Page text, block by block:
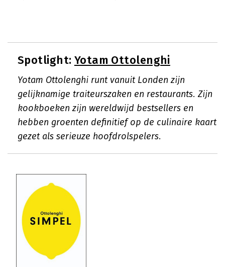
Spotlight: Yotam Ottolenghi
Yotam Ottolenghi runt vanuit Londen zijn
gelijknamige traiteurszaken en restaurants. Zijn
kookboeken zijn wereldwijd bestsellers en
hebben groenten definitief op de culinaire kaart
gezet als serieuze hoofdrolspelers.